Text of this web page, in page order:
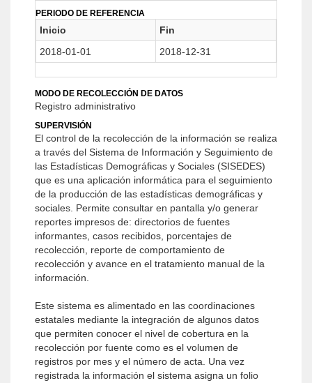
PERIODO DE REFERENCIA
Inicio
Fin
2018-01-01
2018-12-31
MODO DE RECOLECCIÓN DE DATOS
Registro administrativo
SUPERVISIÓN
El control de la recolección de la información se realiza
a través del Sistema de Información y Seguimiento de
las Estadísticas Demográficas y Sociales (SISEDES)
que es una aplicación informática para el seguimiento
de la producción de las estadísticas demográficas y
sociales. Permite consultar en pantalla y/o generar
reportes impresos de: directorios de fuentes
informantes, casos recibidos, porcentajes de
recolección, reporte de comportamiento de
recolección y avance en el tratamiento manual de la
información.
Este sistema es alimentado en las coordinaciones
estatales mediante la integración de algunos datos
que permiten conocer el nivel de cobertura en la
recolección por fuente como es el volumen de
registros por mes y el número de acta. Una vez
registrada la información el sistema asigna un folio